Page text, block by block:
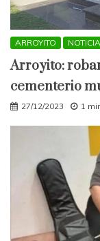
ARROYITO
Arroyito:
cementerio
27/12/2023 1